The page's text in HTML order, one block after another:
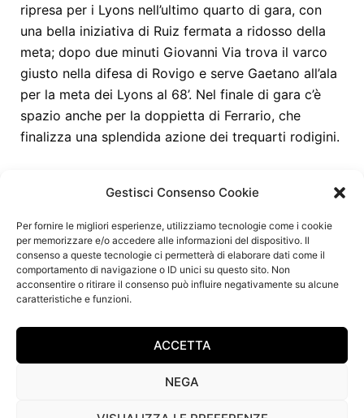
Gestisci Consenso Cookie
Per fornire le migliori esperienze, utilizziamo tecnologie come i cookie
per memorizzare e/o accedere alle informazioni del dispositivo. Il
consenso a queste tecnologie ci permetterà di elaborare dati come il
comportamento di navigazione o ID unici su questo sito. Non
acconsentire o ritirare il consenso può influire negativamente su alcune
caratteristiche e funzioni.
ACCETTA
NEGA
ripresa per i Lyons nell’ultimo quarto di gara, con
una bella iniziativa di Ruiz fermata a ridosso della
meta; dopo due minuti Giovanni Via trova il varco
giusto nella difesa di Rovigo e serve Gaetano all’ala
per la meta dei Lyons al 68’. Nel finale di gara c’è
spazio anche per la doppietta di Ferrario, che
finalizza una splendida azione dei trequarti rodigini.
Roma per la sfida alle Fiamme Oro.
Torna alle news